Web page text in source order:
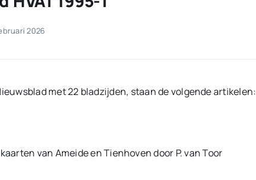
2026
met 22 bladzijden, staan de volgende artikelen:
van Ameide en Tienhoven door P. van Toor